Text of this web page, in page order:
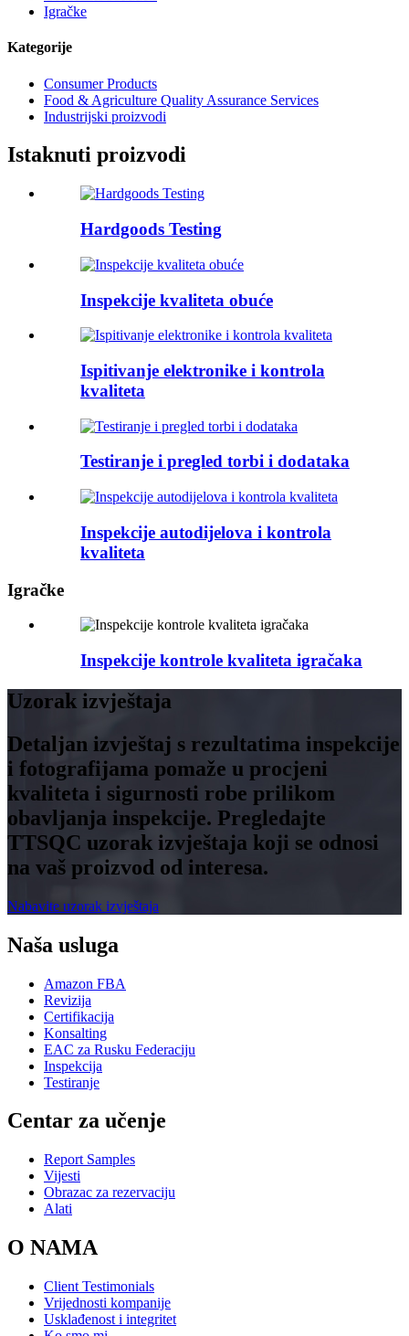
Igračke
Kategorije
Consumer Products
Food & Agriculture Quality Assurance Services
Industrijski proizvodi
Istaknuti proizvodi
Hardgoods Testing
Inspekcije kvaliteta obuće
Ispitivanje elektronike i kontrola
kvaliteta
Testiranje i pregled torbi i dodataka
Inspekcije autodijelova i kontrola
kvaliteta
Igračke
Inspekcije kontrole kvaliteta igračaka
Uzorak izvještaja
Detaljan izvještaj s rezultatima inspekcije
i fotografijama pomaže u procjeni
kvaliteta i sigurnosti robe prilikom
obavljanja inspekcije. Pregledajte
TTSQC uzorak izvještaja koji se odnosi
na vaš proizvod od interesa.
Nabavite uzorak izvještaja
Naša usluga
Amazon FBA
Revizija
Certifikacija
Konsalting
EAC za Rusku Federaciju
Inspekcija
Testiranje
Centar za učenje
Report Samples
Vijesti
Obrazac za rezervaciju
Alati
O NAMA
Client Testimonials
Vrijednosti kompanije
Usklađenost i integritet